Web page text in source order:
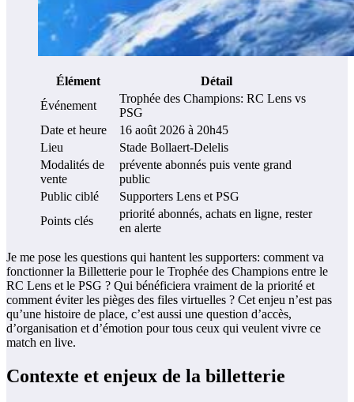
Élément
Détail
Événement
Trophée des Champions: RC Lens vs
PSG
Date et heure
16 août 2026 à 20h45
Lieu
Stade Bollaert-Delelis
Modalités de
vente
prévente abonnés puis vente grand
public
Public ciblé
Supporters Lens et PSG
Points clés
priorité abonnés, achats en ligne, rester
en alerte
Je me pose les questions qui hantent les supporters: comment va
fonctionner la Billetterie pour le Trophée des Champions entre le
RC Lens et le PSG ? Qui bénéficiera vraiment de la priorité et
comment éviter les pièges des files virtuelles ? Cet enjeu n’est pas
qu’une histoire de place, c’est aussi une question d’accès,
d’organisation et d’émotion pour tous ceux qui veulent vivre ce
match en live.
Contexte et enjeux de la billetterie